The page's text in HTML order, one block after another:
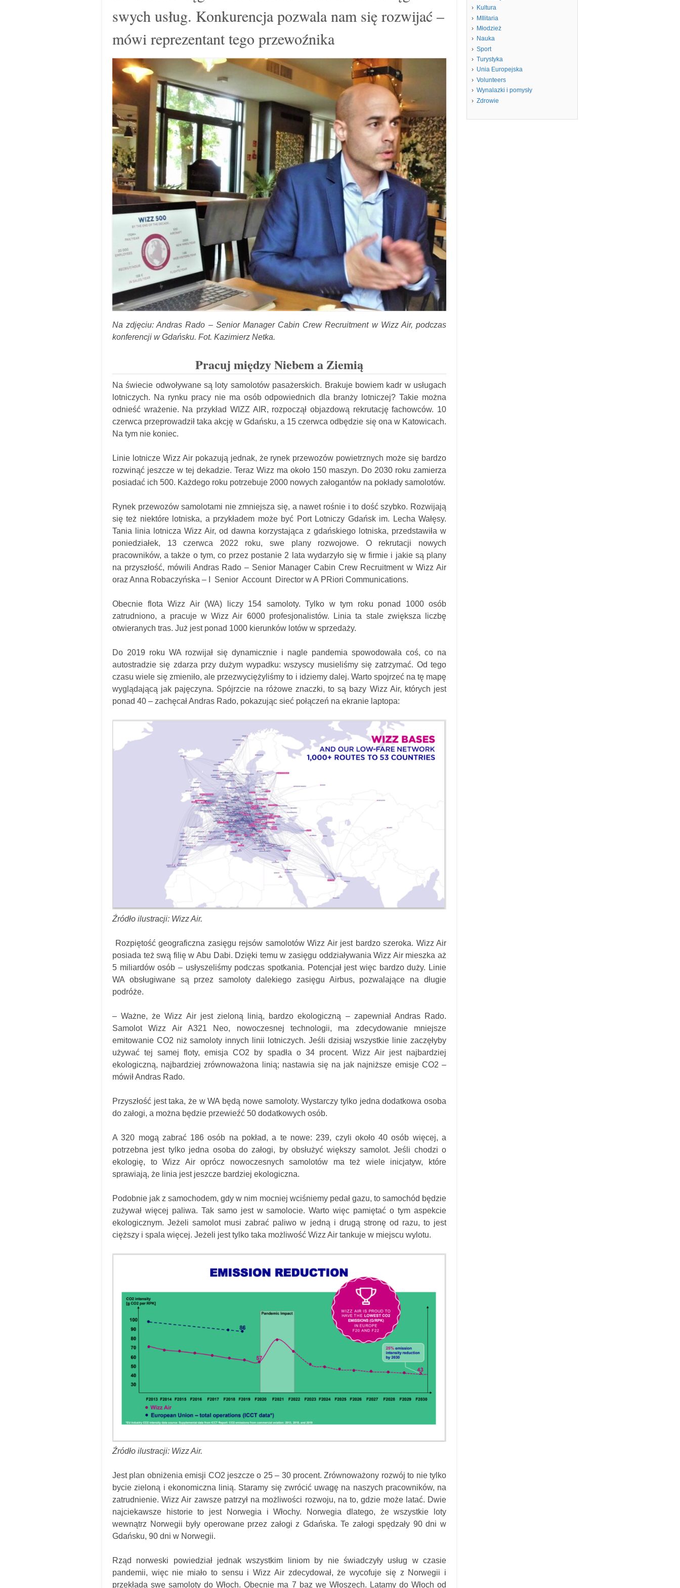
swych usług. Konkurencja pozwala nam się rozwijać –
mówi reprezentant tego przewoźnika
Na zdjęciu: Andras Rado – Senior Manager Cabin Crew Recruitment w Wizz Air, podczas
konferencji w Gdańsku. Fot. Kazimierz Netka.
Pracuj między Niebem a Ziemią
Na świecie odwoływane są loty samolotów pasażerskich. Brakuje bowiem kadr w usługach
lotniczych. Na rynku pracy nie ma osób odpowiednich dla branży lotniczej? Takie można
odnieść wrażenie. Na przykład WIZZ AIR, rozpoczął objazdową rekrutację fachowców. 10
czerwca przeprowadził taka akcję w Gdańsku, a 15 czerwca odbędzie się ona w Katowicach.
Na tym nie koniec.
Linie lotnicze Wizz Air pokazują jednak, że rynek przewozów powietrznych może się bardzo
rozwinąć jeszcze w tej dekadzie. Teraz Wizz ma około 150 maszyn. Do 2030 roku zamierza
posiadać ich 500. Każdego roku potrzebuje 2000 nowych załogantów na pokłady samolotów.
Rynek przewozów samolotami nie zmniejsza się, a nawet rośnie i to dość szybko. Rozwijają
się też niektóre lotniska, a przykładem może być Port Lotniczy Gdańsk im. Lecha Wałęsy.
Tania linia lotnicza Wizz Air, od dawna korzystająca z gdańskiego lotniska, przedstawiła w
poniedziałek, 13 czerwca 2022 roku, swe plany rozwojowe. O rekrutacji nowych
pracowników, a także o tym, co przez postanie 2 lata wydarzyło się w firmie i jakie są plany
na przyszłość, mówili Andras Rado – Senior Manager Cabin Crew Recruitment w Wizz Air
oraz Anna Robaczyńska – I Senior Account Director w A PRiori Communications.
Obecnie flota Wizz Air (WA) liczy 154 samoloty. Tylko w tym roku ponad 1000 osób
zatrudniono, a pracuje w Wizz Air 6000 profesjonalistów. Linia ta stale zwiększa liczbę
otwieranych tras. Już jest ponad 1000 kierunków lotów w sprzedaży.
Do 2019 roku WA rozwijał się dynamicznie i nagle pandemia spowodowała coś, co na
autostradzie się zdarza przy dużym wypadku: wszyscy musieliśmy się zatrzymać. Od tego
czasu wiele się zmieniło, ale przezwyciężyliśmy to i idziemy dalej. Warto spojrzeć na tę mapę
wyglądającą jak pajęczyna. Spójrzcie na różowe znaczki, to są bazy Wizz Air, których jest
ponad 40 – zachęcał Andras Rado, pokazując sieć połączeń na ekranie laptopa:
Źródło ilustracji: Wizz Air.
Rozpiętość geograficzna zasięgu rejsów samolotów Wizz Air jest bardzo szeroka. Wizz Air
posiada też swą filię w Abu Dabi. Dzięki temu w zasięgu oddziaływania Wizz Air mieszka aż
5 miliardów osób – usłyszeliśmy podczas spotkania. Potencjał jest więc bardzo duży. Linie
WA obsługiwane są przez samoloty dalekiego zasięgu Airbus, pozwalające na długie
podróże.
– Ważne, że Wizz Air jest zieloną linią, bardzo ekologiczną – zapewniał Andras Rado.
Samolot Wizz Air A321 Neo, nowoczesnej technologii, ma zdecydowanie mniejsze
emitowanie CO2 niż samoloty innych linii lotniczych. Jeśli dzisiaj wszystkie linie zaczęłyby
używać tej samej floty, emisja CO2 by spadła o 34 procent. Wizz Air jest najbardziej
ekologiczną, najbardziej zrównoważona linią; nastawia się na jak najniższe emisje CO2 –
mówił Andras Rado.
Przyszłość jest taka, że w WA będą nowe samoloty. Wystarczy tylko jedna dodatkowa osoba
do załogi, a można będzie przewieźć 50 dodatkowych osób.
A 320 mogą zabrać 186 osób na pokład, a te nowe: 239, czyli około 40 osób więcej, a
potrzebna jest tylko jedna osoba do załogi, by obsłużyć większy samolot. Jeśli chodzi o
ekologię, to Wizz Air oprócz nowoczesnych samolotów ma też wiele inicjatyw, które
sprawiają, że linia jest jeszcze bardziej ekologiczna.
Podobnie jak z samochodem, gdy w nim mocniej wciśniemy pedał gazu, to samochód będzie
zużywał więcej paliwa. Tak samo jest w samolocie. Warto więc pamiętać o tym aspekcie
ekologicznym. Jeżeli samolot musi zabrać paliwo w jedną i drugą stronę od razu, to jest
cięższy i spala więcej. Jeżeli jest tylko taka możliwość Wizz Air tankuje w miejscu wylotu.
Źródło ilustracji: Wizz Air.
Jest plan obniżenia emisji CO2 jeszcze o 25 – 30 procent. Zrównoważony rozwój to nie tylko
bycie zieloną i ekonomiczna linią. Staramy się zwrócić uwagę na naszych pracowników, na
zatrudnienie. Wizz Air zawsze patrzył na możliwości rozwoju, na to, gdzie może latać. Dwie
najciekawsze historie to jest Norwegia i Włochy. Norwegia dlatego, że wszystkie loty
wewnątrz Norwegii były operowane przez załogi z Gdańska. Te załogi spędzały 90 dni w
Gdańsku, 90 dni w Norwegii.
Rząd norweski powiedział jednak wszystkim liniom by nie świadczyły usług w czasie
pandemii, więc nie miało to sensu i Wizz Air zdecydował, że wycofuje się z Norwegii i
przekłada swe samoloty do Włoch. Obecnie ma 7 baz we Włoszech. Latamy do Włoch od
Kultura
MIlitaria
Młodzież
Nauka
Sport
Turystyka
Unia Europejska
Volunteers
Wynalazki i pomysły
Zdrowie